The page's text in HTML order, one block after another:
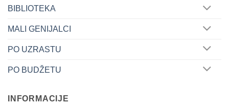
BIBLIOTEKA
MALI GENIJALCI
PO UZRASTU
PO BUDŽETU
INFORMACIJE